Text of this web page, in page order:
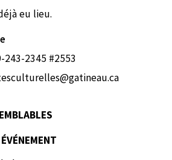
eu lieu.
243-2345 #2553